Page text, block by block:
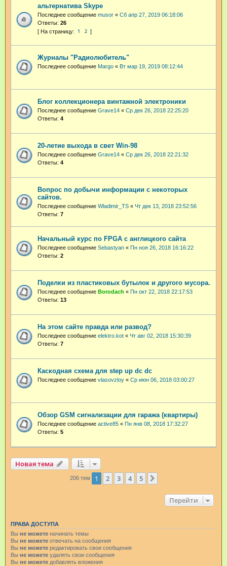
альтернатива Skype
Последнее сообщение musor « Сб апр 27, 2019 06:18:06
Ответы: 26
1 2
Журналы "Радиолюбитель"
Последнее сообщение Margo « Вт мар 19, 2019 08:12:44
Блог коллекционера винтажной электроники
Последнее сообщение Grave14 « Ср дек 26, 2018 22:25:20
Ответы: 4
20-летие выхода в свет Win-98
Последнее сообщение Grave14 « Ср дек 26, 2018 22:21:32
Ответы: 4
Вопрос по добычи информации с некоторых
сайтов.
Последнее сообщение Wladimir_TS « Чт дек 13, 2018 23:52:56
Ответы: 7
Начальный курс по FPGA с англицкого сайта
Последнее сообщение Sebastyan « Пн ноя 26, 2018 16:16:22
Ответы: 2
Поделки из пластиковых бутылок и другого мусора.
Последнее сообщение Borodach « Пн окт 22, 2018 22:17:53
Ответы: 13
На этом сайте правда или развод?
Последнее сообщение elektro.kot « Чт авг 02, 2018 15:30:39
Ответы: 7
Каскодная схема для step up dc dc
Последнее сообщение vlasovzloy « Ср июн 06, 2018 03:00:27
Обзор GSM сигнализации для гаража (квартиры)
Последнее сообщение active85 « Пн янв 08, 2018 17:32:27
Ответы: 5
Новая тема
206 тем 1 2 3 4 5
Перейти
ПРАВА ДОСТУПА
Вы не можете начинать темы
Вы не можете отвечать на сообщения
Вы не можете редактировать свои сообщения
Вы не можете удалять свои сообщения
Вы не можете добавлять вложения